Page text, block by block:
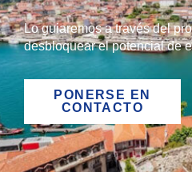
Lo guiaremos a través del
desbloquear el potencial de
PONERSE EN
CONTACTO